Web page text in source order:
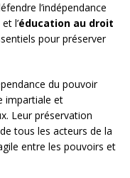
l’indépendance
et l’éducation au droit
pour préserver
du pouvoir
impartiale et
Leur préservation
tous les acteurs de la
entre les pouvoirs et